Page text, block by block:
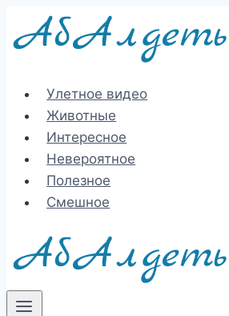
Перейти
Улетное видео
Животные
Интересное
Невероятное
Полезное
Смешное